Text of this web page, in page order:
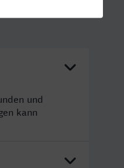
und
kann